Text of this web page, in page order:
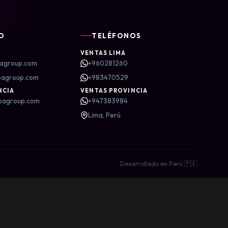
TELÉFONOS
VENTAS LIMA
+960281260
+983470529
VENTAS PROVINCIA
+947383984
Lima, Perú
Desarrollado en Perú 🇵🇪